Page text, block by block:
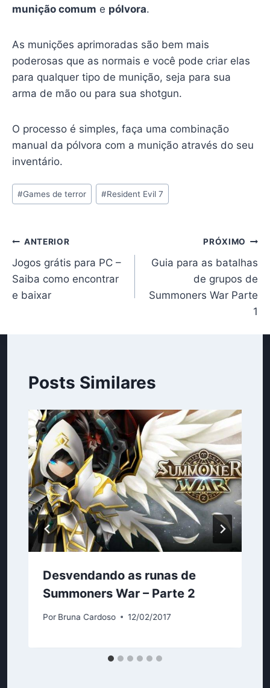
munição comum e pólvora.
As munições aprimoradas são bem mais
poderosas que as normais e você pode criar elas
para qualquer tipo de munição, seja para sua
arma de mão ou para sua shotgun.
O processo é simples, faça uma combinação
manual da pólvora com a munição através do seu
inventário.
Tags
do
#Games de terror #Resident Evil 7
Navegação
de
Post
ANTERIOR
Jogos grátis para PC –
Saiba como encontrar
e baixar
PRÓXIMO
Guia para as batalhas
de grupos de
Summoners War Parte
1
Posts Similares
Desvendando as runas de
Summoners War – Parte 2
Por Bruna Cardoso 12/02/2017